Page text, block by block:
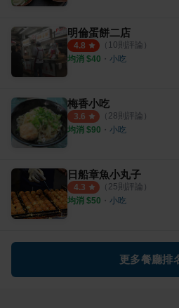
明倫蛋餅二店
4.8 （ 10則評論）
均消 $40 ・ 小吃
梅香小吃
3.6 （ 28則評論）
均消 $90 ・ 小吃
日船章魚小丸子
4.3 （ 25則評論）
均消 $50 ・ 小吃
更多餐廳排